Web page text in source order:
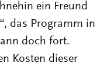
ein Freund
das Programm in
doch fort.
Kosten dieser